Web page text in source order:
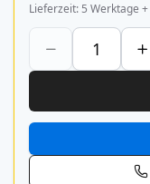
Lieferzeit 5 Werktage